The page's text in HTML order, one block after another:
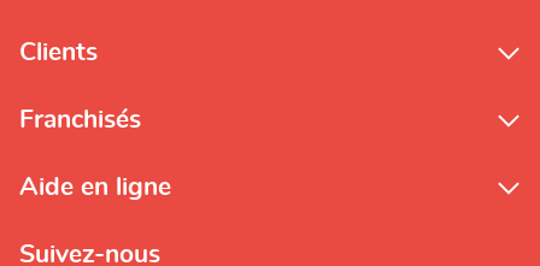
Clients
Franchisés
Aide en ligne
Suivez-nous